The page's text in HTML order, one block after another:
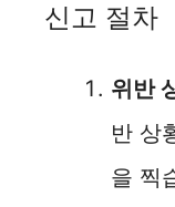
신고 절차
위반
반 상
을 찍